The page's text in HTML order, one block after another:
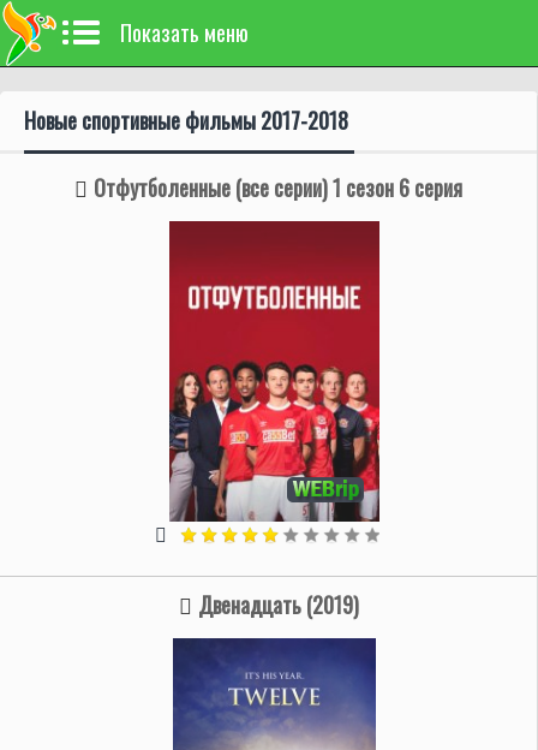
Показать меню
Новые спортивные фильмы 2017-2018
Отфутболенные (все серии) 1 сезон 6 серия
Двенадцать (2019)